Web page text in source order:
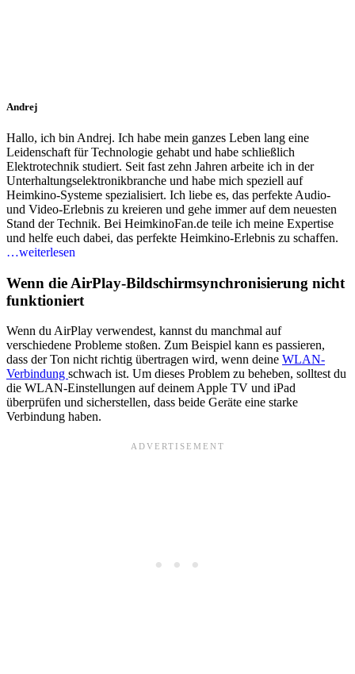
Andrej
Hallo, ich bin Andrej. Ich habe mein ganzes Leben lang eine
Leidenschaft für Technologie gehabt und habe schließlich
Elektrotechnik studiert. Seit fast zehn Jahren arbeite ich in der
Unterhaltungselektronikbranche und habe mich speziell auf
Heimkino-Systeme spezialisiert. Ich liebe es, das perfekte Audio-
und Video-Erlebnis zu kreieren und gehe immer auf dem neuesten
Stand der Technik. Bei HeimkinoFan.de teile ich meine Expertise
und helfe euch dabei, das perfekte Heimkino-Erlebnis zu schaffen.
…weiterlesen
Wenn die AirPlay-Bildschirmsynchronisierung nicht
funktioniert
Wenn du AirPlay verwendest, kannst du manchmal auf
verschiedene Probleme stoßen. Zum Beispiel kann es passieren,
dass der Ton nicht richtig übertragen wird, wenn deine WLAN-
Verbindung schwach ist. Um dieses Problem zu beheben, solltest du
die WLAN-Einstellungen auf deinem Apple TV und iPad
überprüfen und sicherstellen, dass beide Geräte eine starke
Verbindung haben.